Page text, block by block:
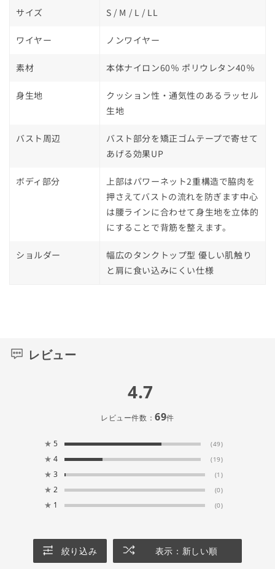
サイズ S / M / L / LL
ワイヤー ノンワイヤー
素材 本体ナイロン60％ ポリウレタン40％
身生地
クッション性・通気性のあるラッセル
生地
バスト周辺
バスト部分を矯正ゴムテープで寄せて
あげる効果UP
ボディ部分
上部はパワーネット2重構造で脇肉を
押さえてバストの流れを防ぎます中心
は腰ラインに合わせて身生地を立体的
にすることで背筋を整えます。
ショルダー
幅広のタンクトップ型 優しい肌触り
と肩に食い込みにくい仕様
レビュー
4.7
レビュー件数：69件
★ 5 (49)
★ 4 (19)
★ 3 (1)
★ 2 (0)
★ 1 (0)
絞り込み 表示：新しい順